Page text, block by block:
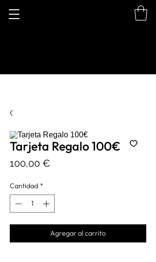
Tarjeta Regalo 100€
100,00 €
Cantidad *
Agregar al carrito